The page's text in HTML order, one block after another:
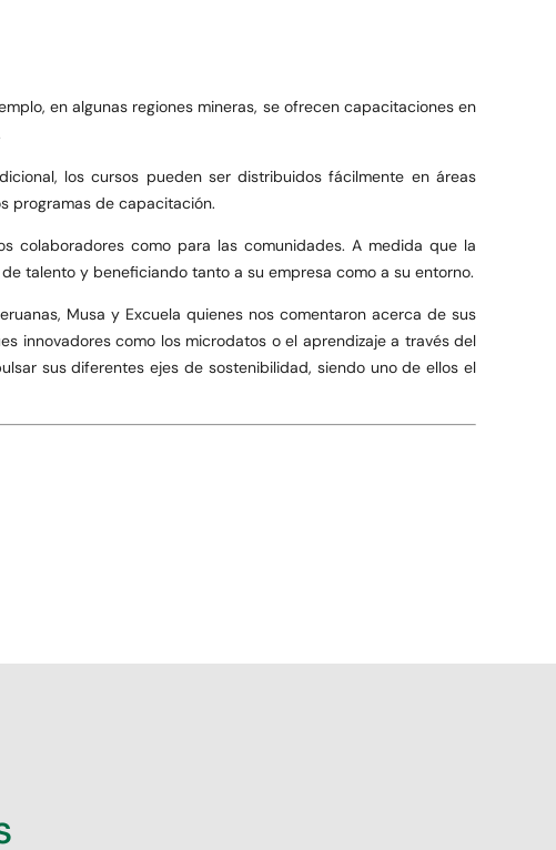
en algunas regiones mineras, se ofrecen capacitaciones en
los cursos pueden ser distribuidos fácilmente en áreas
programas de capacitación.
colaboradores como para las comunidades. A medida que la
talento y beneficiando tanto a su empresa como a su entorno.
Musa y Excuela quienes nos comentaron acerca de sus
innovadores como los microdatos o el aprendizaje a través del
sus diferentes ejes de sostenibilidad, siendo uno de ellos el